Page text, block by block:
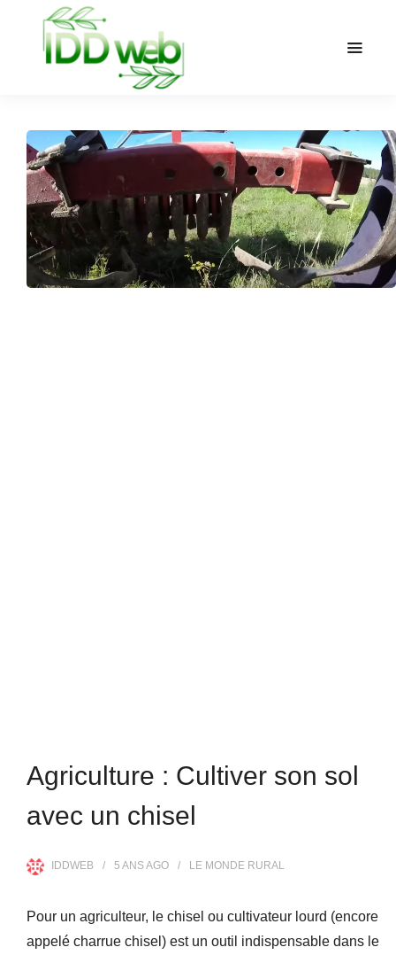
Agriculture : Cultiver son sol
avec un chisel
IDDWEB 5 ANSAGO LE MONDE RURAL
Pour un agriculteur, le chisel ou cultivateur lourd (encore
appelé charrue chisel) est un outil indispensable dans le